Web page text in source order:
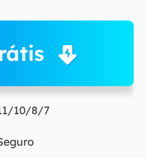
10/8/7